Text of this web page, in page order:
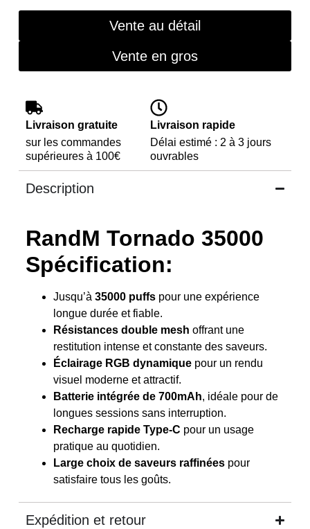
Vente au détail
Vente en gros
Livraison gratuite
sur les commandes
supérieures à 100€
Livraison rapide
Délai estimé : 2 à 3 jours
ouvrables
Description
RandM Tornado 35000
Spécification:
Jusqu’à 35000 puffs pour une expérience
longue durée et fiable.
Résistances double mesh offrant une
restitution intense et constante des saveurs.
Éclairage RGB dynamiquepour un rendu
visuel moderne et attractif.
Batterie intégrée de 700mAh, idéale pour de
longues sessions sans interruption.
Recharge rapide Type-C pour un usage
pratique au quotidien.
Large choix de saveurs raffinéespour
satisfaire tous les goûts.
Expédition et retour